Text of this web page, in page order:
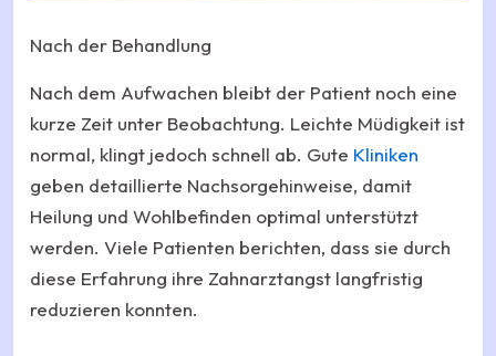
Nach der Behandlung
Nach dem Aufwachen bleibt der Patient noch eine
kurze Zeit unter Beobachtung. Leichte Müdigkeit ist
normal, klingt jedoch schnell ab. Gute Kliniken
geben detaillierte Nachsorgehinweise, damit
Heilung und Wohlbefinden optimal unterstützt
werden. Viele Patienten berichten, dass sie durch
diese Erfahrung ihre Zahnarztangst langfristig
reduzieren konnten.